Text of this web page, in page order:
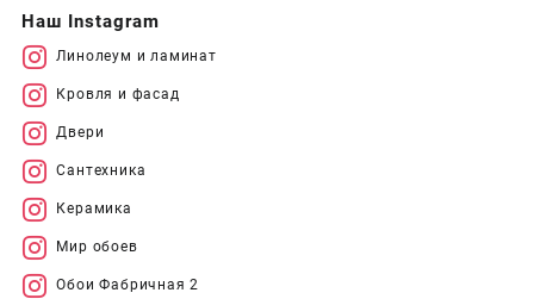
Наш Instagram
Линолеум и ламинат
Кровля и фасад
Двери
Сантехника
Керамика
Мир обоев
Обои Фабричная 2